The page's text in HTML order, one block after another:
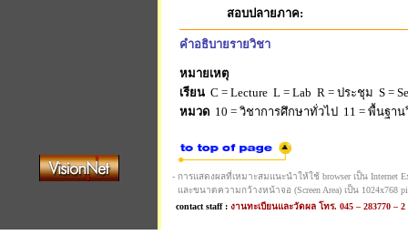
สอบปลายภาค:
คำอธิบายรายวิชา
หมายเหตุ
เรียน C = Lecture L = Lab R = ประชุม S =
หมวด 10 = วิชาการศึกษาทั่วไป 11 = พื้นฐา
- การแสดงผลที่เหมาะสมแนะนำให้ใช้ browser เป็น Internet
และขนาดความกว้างหน้าจอ (Screen Area) เป็น 1024x768
contact staff : งานทะเบียนและวัดผล โทร. 045 – 283770 – 2